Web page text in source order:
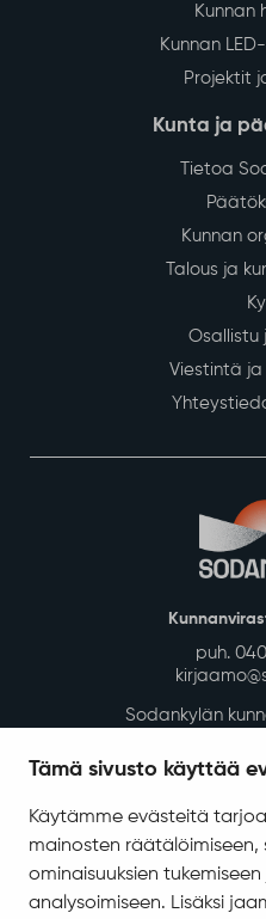
Tämä sivusto käyttää
Käytämme evästeitä
mainosten räätälöimiseen,
ominaisuuksien
analysoimiseen. Lisäksi
Kunnan
Kunnan
Projektit
Kunta ja
Tietoa
Kunnan
Talous ja
Osallistu
Viestintä ja
puh.
Sodankylän